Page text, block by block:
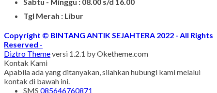
Harg Nisan Marmer Kotak
Makam Kristen Modern
SUPPORT
Silahkan Hubungi Customer Service Kami Di Jam
Kerja Dan Layanan Kami